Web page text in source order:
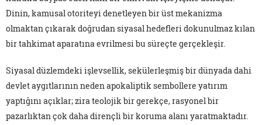
Dinin, kamusal otoriteyi denetleyen bir üst mekanizma
olmaktan çıkarak doğrudan siyasal hedefleri dokunulmaz kılan
bir tahkimat aparatına evrilmesi bu süreçte gerçekleşir.
Siyasal düzlemdeki işlevsellik, sekülerleşmiş bir dünyada dahi
devlet aygıtlarının neden apokaliptik sembollere yatırım
yaptığını açıklar; zira teolojik bir gerekçe, rasyonel bir
pazarlıktan çok daha dirençli bir koruma alanı yaratmaktadır.